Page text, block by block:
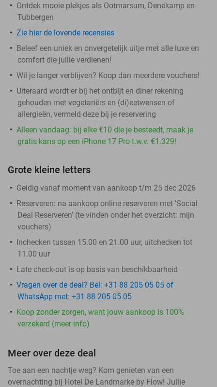
Ontdek mooie plekjes als Ootmarsum, Denekamp en
Tubbergen
Zie hier de lovende recensies
Beleef een uniek en onvergetelijk uitje met alle luxe en
comfort die jullie verdienen!
Wil je langer verblijven? Koop dan meerdere vouchers!
Uiteraard wordt er bij het ontbijt en diner rekening
gehouden met vegetariërs en (di)eetwensen of
allergieën, vermeld deze bij je reservering
Alleen vandaag: bij elke €10 die je besteedt, maak je
gratis kans op een iPhone 17 Pro t.w.v. €1.329!
Grote kleine letters
Geldig vanaf moment van aankoop t/m 25 dec 2026
Reserveren: na aankoop online reserveren met 'Social
Deal Reserveren' (te vinden onder het overzicht: mijn
vouchers)
Inchecken tussen 15.00 en 21.00 uur, uitchecken tot
11.00 uur
Late check-out is op basis van beschikbaarheid
Vragen over de deal? Bel: +31 88 205 05 05 of
WhatsApp met: +31 88 205 05 05
Koop zonder zorgen, want jouw aankoop is 100%
verzekerd (meer info)
Meer over deze deal
Toe aan een nachtje weg? Kom genieten van een
overnachting bij Hotel De Landmarke by Flow! Jullie